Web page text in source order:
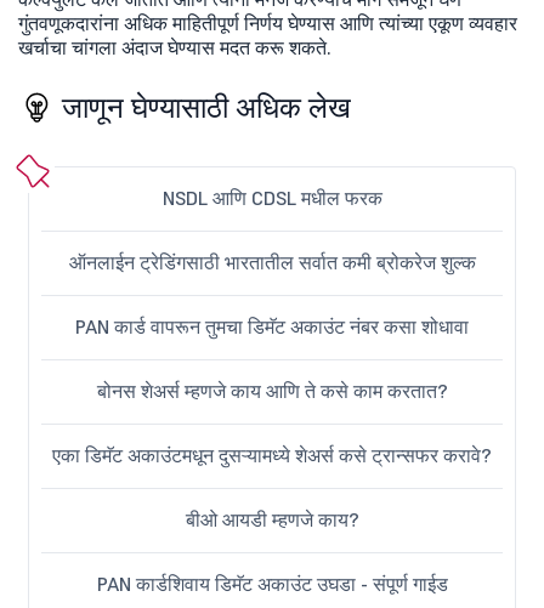
गुंतवणूकदारांना अधिक माहितीपूर्ण निर्णय घेण्यास आणि त्यांच्या एकूण व्यवहार
खर्चाचा चांगला अंदाज घेण्यास मदत करू शकते.
जाणून घेण्यासाठी अधिक लेख
NSDL आणि CDSL मधील फरक
ऑनलाईन ट्रेडिंगसाठी भारतातील सर्वात कमी ब्रोकरेज शुल्क
PAN कार्ड वापरून तुमचा डिमॅट अकाउंट नंबर कसा शोधावा
बोनस शेअर्स म्हणजे काय आणि ते कसे काम करतात?
एका डिमॅट अकाउंटमधून दुसऱ्यामध्ये शेअर्स कसे ट्रान्सफर करावे?
बीओ आयडी म्हणजे काय?
PAN कार्डशिवाय डिमॅट अकाउंट उघडा - संपूर्ण गाईड